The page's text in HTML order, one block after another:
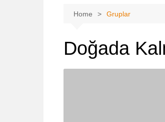
Home Gruplar
Doğada